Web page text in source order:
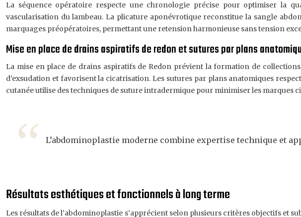
La séquence opératoire respecte une chronologie précise pour optimiser la
vascularisation du lambeau. La plicature aponévrotique reconstitue la sangle
marquages préopératoires, permettant une retension harmonieuse sans tension
Mise en place de drains aspiratifs de redon et sutures par plans
La mise en place de drains aspiratifs de Redon prévient la formation de
d’exsudation et favorisent la cicatrisation. Les sutures par plans anatomiques
cutanée utilise des techniques de suture intradermique pour minimiser les marques
L’abdominoplastie moderne combine expertise technique et
Résultats esthétiques et fonctionnels à long terme
Les résultats de l’abdominoplastie s’apprécient selon plusieurs critères objectifs et